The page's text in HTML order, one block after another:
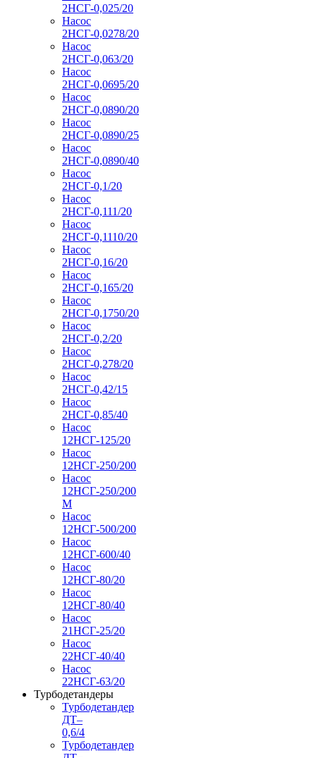
2НСГ-0,025/20
Насос
2НСГ-0,0278/20
Насос
2НСГ-0,063/20
Насос
2НСГ-0,0695/20
Насос
2НСГ-0,0890/20
Насос
2НСГ-0,0890/25
Насос
2НСГ-0,0890/40
Насос
2НСГ-0,1/20
Насос
2НСГ-0,111/20
Насос
2НСГ-0,1110/20
Насос
2НСГ-0,16/20
Насос
2НСГ-0,165/20
Насос
2НСГ-0,1750/20
Насос
2НСГ-0,2/20
Насос
2НСГ-0,278/20
Насос
2НСГ-0,42/15
Насос
2НСГ-0,85/40
Насос
12НСГ-125/20
Насос
12НСГ-250/200
Насос
12НСГ-250/200
М
Насос
12НСГ-500/200
Насос
12НСГ-600/40
Насос
12НСГ-80/20
Насос
12НСГ-80/40
Насос
21НСГ-25/20
Насос
22НСГ-40/40
Насос
22НСГ-63/20
Турбодетандеры
Турбодетандер
ДТ–
0,6/4
Турбодетандер